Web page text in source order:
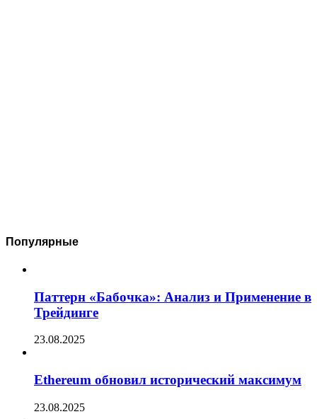
Популярные
Паттерн «Бабочка»: Анализ и Применение в
Трейдинге
23.08.2025
Ethereum обновил исторический максимум
23.08.2025